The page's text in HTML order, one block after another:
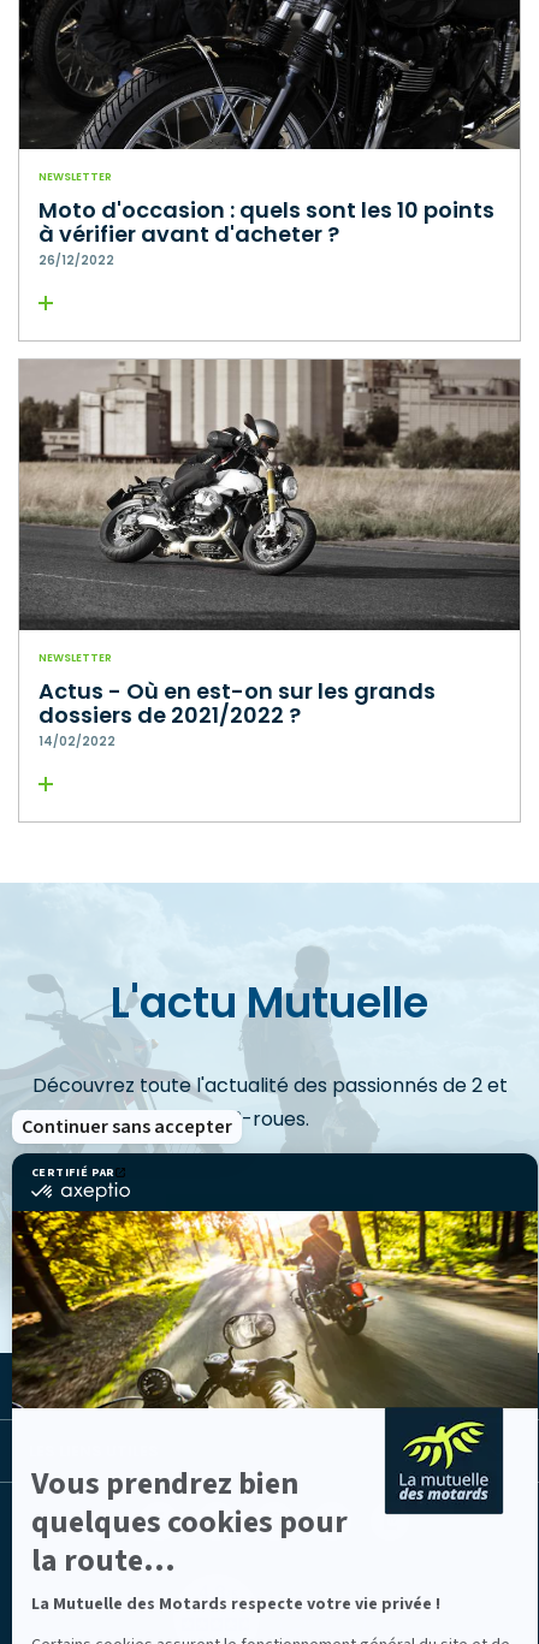
CERTIFIÉ PAR
certifié
Axeptio
-
En
savoir
plus
sur
Axeptio
Vous prendrez bien
quelques cookies pour
la route...
La Mutuelle des Motards respecte votre vie privée !
Continuer sans accepter
NEWSLETTER
Moto d'occasion : quels sont les 10 points
à vérifier avant d'acheter ?
26/12/2022
Lire la suite
NEWSLETTER
Actus - Où en est-on sur les grands
dossiers de 2021/2022 ?
14/02/2022
Lire la suite
L'actu Mutuelle
Découvrez toute l'actualité des passionnés de 2 et
3-roues.
VOIR LES ACTUS
LA MUTUELLE
Facebook
(nouvelle
Youtube
(nouvelle
Instagram
(nouvelle
Linkedin
Lib